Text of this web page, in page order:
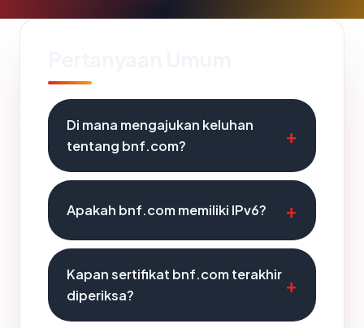
Di mana mengajukan keluhan
tentang bnf.com?
Apakah bnf.com memiliki IPv6?
Kapan sertifikat bnf.com terakhir
diperiksa?